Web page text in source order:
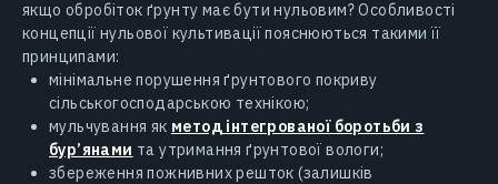
якщо обробіток ґрунту має бути нульовим? Особливості
концепції нульової культивації пояснюються такими її
принципами:
мінімальне порушення ґрунтового покриву
сільськогосподарською технікою;
мульчування як метод інтегрованої боротьби з
бур’янами та утримання ґрунтової вологи;
збереження пожнивних решток (залишків